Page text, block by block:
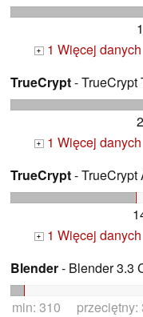
+ 1 Więcej danych
TrueCrypt- TrueCrypt
+ 1 Więcej danych
TrueCrypt- TrueCrypt
+ 1 Więcej danych
Blender- Blender 3.3
min: 310